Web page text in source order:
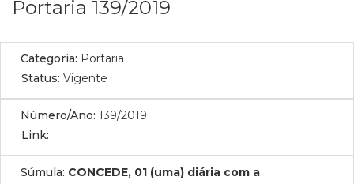
Portaria 139/2019
Categoria: Portaria
Status: Vigente
Número/Ano: 139/2019
Link:
Súmula: CONCEDE, 01 (uma) diária com a